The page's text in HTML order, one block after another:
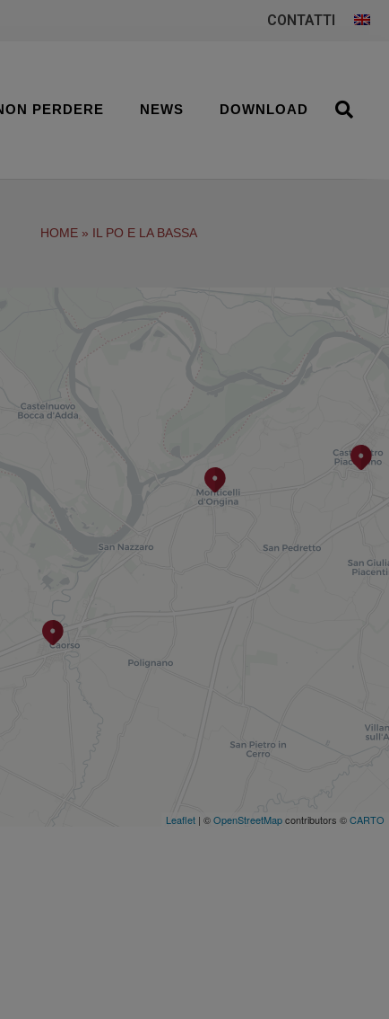
CONTATTI
PERDERE NEWS DOWNLOAD
HOME » IL PO E LA BASSA
Leaflet | ©OpenStreetMapcontributors ©CARTO